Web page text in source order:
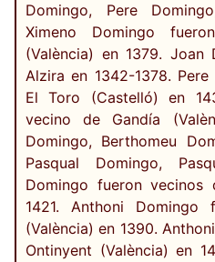
Domingo, Pere
Ximeno Domingo
(València) en 1379.
Alzira en 1342-1378.
El Toro (Castelló) en
vecino de Gandía
Domingo, Berthomeu
Pasqual Domingo,
Domingo fueron vecinos
1421. Anthoni
(València) en 1390.
Ontinyent (València) en